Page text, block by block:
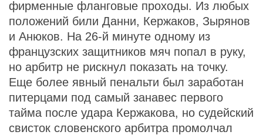
фирменные фланговые проходы. Из любых
положений били Данни, Кержаков, Зырянов
и Анюков. На 26-й минуте одному из
французских защитников мяч попал в руку,
но арбитр не рискнул показать на точку.
Еще более явный пенальти был заработан
питерцами под самый занавес первого
тайма после удара Кержакова, но судейский
свисток словенского арбитра промолчал